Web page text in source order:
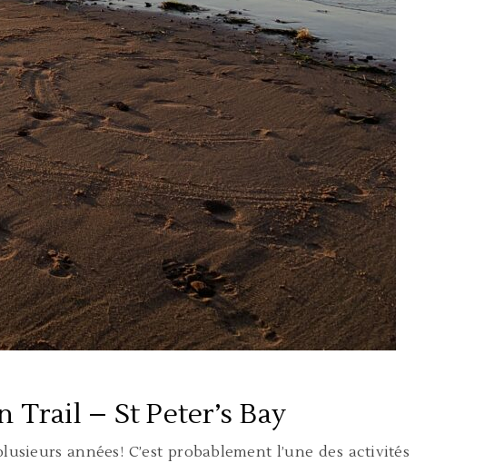
– St Peter’s Bay
années! C’est probablement l’une des activités